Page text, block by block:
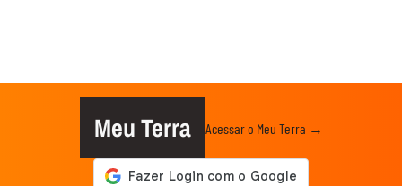
Meu Terra Acessar o Meu Terra →